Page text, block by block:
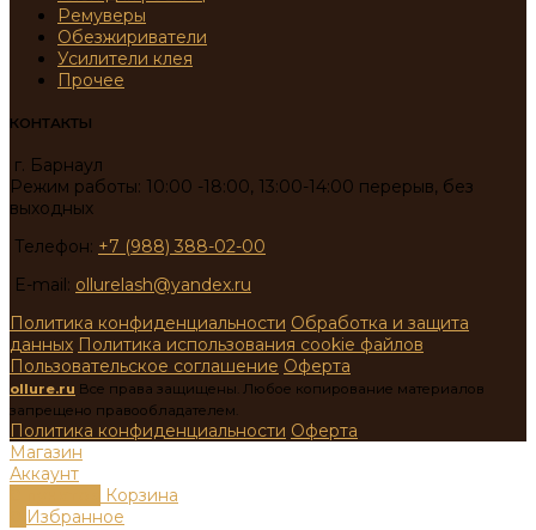
Ремуверы
Обезжириватели
Усилители клея
Прочее
КОНТАКТЫ
г. Барнаул
Режим работы: 10:00 -18:00, 13:00-14:00 перерыв, без
выходных
Телефон: +7 (988) 388-02-00
E-mail: ollurelash@yandex.ru
Политика конфиденциальности Обработка и защита
данных Политика использования cookie файлов
Пользовательское соглашение Оферта
ollure.ru Все права защищены. Любое копирование материалов
запрещено правообладателем.
Политика конфиденциальности Оферта
Магазин
Аккаунт
Корзина
Избранное